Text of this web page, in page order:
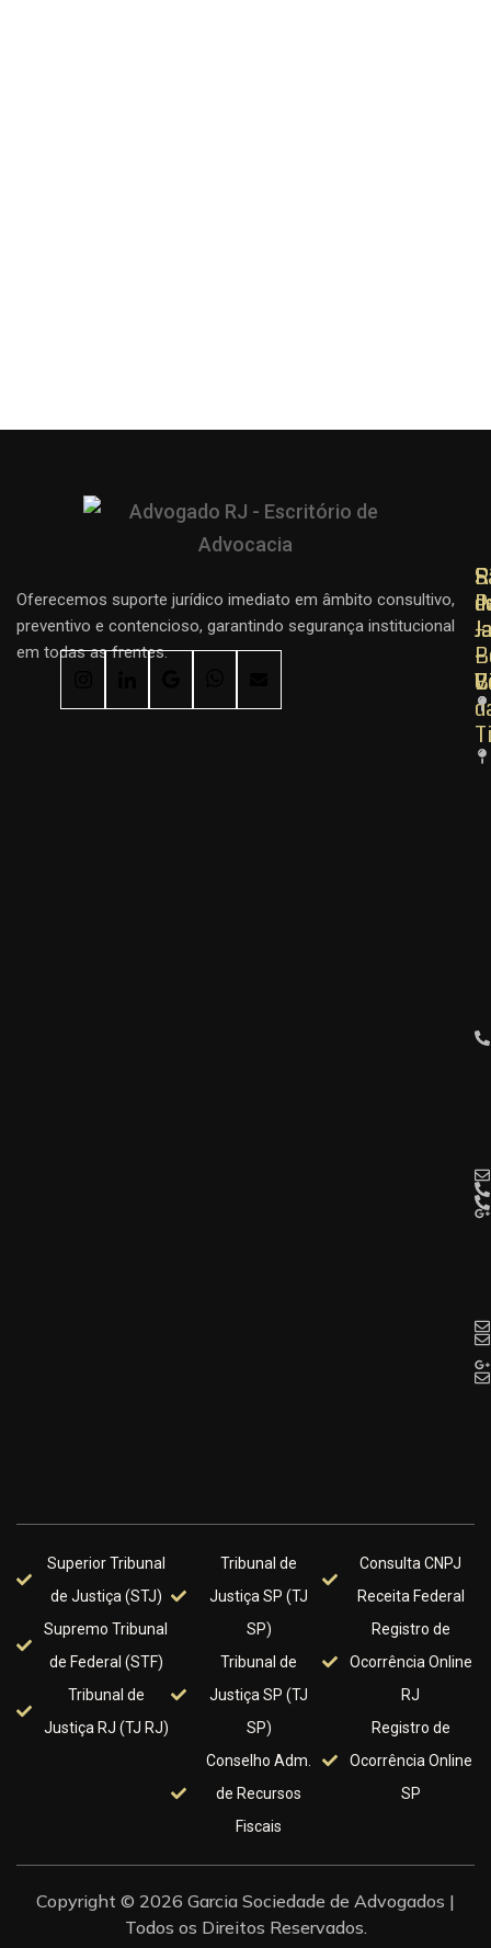
Oferecemos suporte jurídico imediato em âmbito consultivo,
preventivo e contencioso, garantindo segurança institucional
em todas as frentes.
–
–
–
Superior Tribunal
de Justiça (STJ)
Supremo Tribunal
de Federal (STF)
Tribunal de
Justiça RJ (TJ RJ)
Tribunal de
Justiça SP (TJ
SP)
Tribunal de
Justiça SP (TJ
SP)
Conselho Adm.
de Recursos
Fiscais
Consulta CNPJ
Receita Federal
Registro de
Ocorrência Online
RJ
Registro de
Ocorrência Online
SP
Copyright © 2026 Garcia Sociedade de Advogados |
Todos os Direitos Reservados.